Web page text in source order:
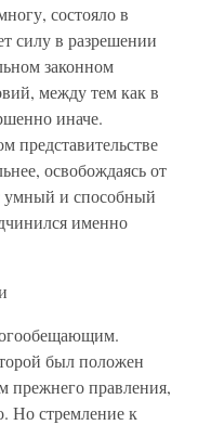
состояло в
силу в разрешении
законном
между тем как в
иначе.
представительстве
освобождаясь от
умный и способный
именно
был положен
прежнего правления,
Но стремление к